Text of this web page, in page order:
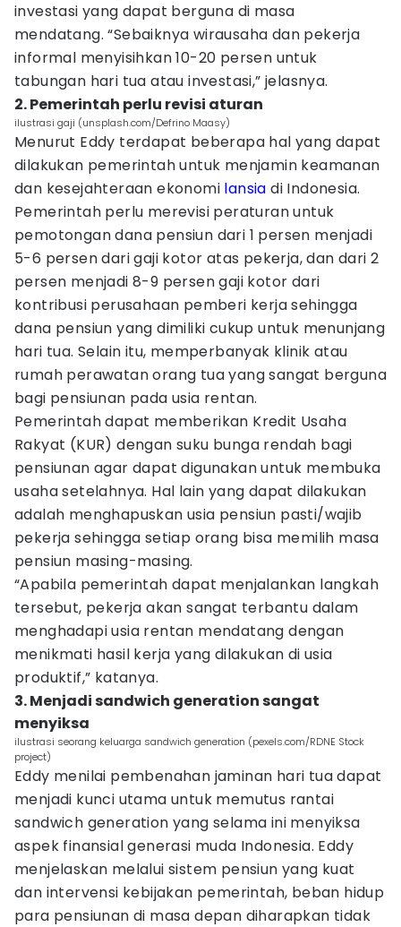
investasi yang dapat berguna di masa
mendatang. “Sebaiknya wirausaha dan pekerja
informal menyisihkan 10-20 persen untuk
tabungan hari tua atau investasi,” jelasnya.
2. Pemerintah perlu revisi aturan
ilustrasi gaji (unsplash.com/Defrino Maasy)
Menurut Eddy terdapat beberapa hal yang dapat
dilakukan pemerintah untuk menjamin keamanan
dan kesejahteraan ekonomi lansia di Indonesia.
Pemerintah perlu merevisi peraturan untuk
pemotongan dana pensiun dari 1 persen menjadi
5-6 persen dari gaji kotor atas pekerja, dan dari 2
persen menjadi 8-9 persen gaji kotor dari
kontribusi perusahaan pemberi kerja sehingga
dana pensiun yang dimiliki cukup untuk menunjang
hari tua. Selain itu, memperbanyak klinik atau
rumah perawatan orang tua yang sangat berguna
bagi pensiunan pada usia rentan.
Pemerintah dapat memberikan Kredit Usaha
Rakyat (KUR) dengan suku bunga rendah bagi
pensiunan agar dapat digunakan untuk membuka
usaha setelahnya. Hal lain yang dapat dilakukan
adalah menghapuskan usia pensiun pasti/wajib
pekerja sehingga setiap orang bisa memilih masa
pensiun masing-masing.
“Apabila pemerintah dapat menjalankan langkah
tersebut, pekerja akan sangat terbantu dalam
menghadapi usia rentan mendatang dengan
menikmati hasil kerja yang dilakukan di usia
produktif,” katanya.
3. Menjadi sandwich generation sangat
menyiksa
ilustrasi seorang keluarga sandwich generation (pexels.com/RDNE Stock
project)
Eddy menilai pembenahan jaminan hari tua dapat
menjadi kunci utama untuk memutus rantai
sandwich generation yang selama ini menyiksa
aspek finansial generasi muda Indonesia. Eddy
menjelaskan melalui sistem pensiun yang kuat
dan intervensi kebijakan pemerintah, beban hidup
para pensiunan di masa depan diharapkan tidak